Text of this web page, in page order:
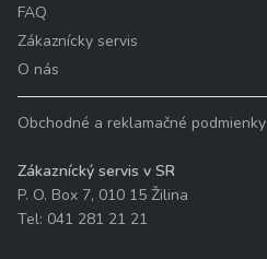
FAQ
Zákaznícky servis
O nás
Obchodné a reklamačné podmienky
Zákaznícký servis v SR
P. O. Box 7, 010 15 Žilina
Tel: 041 281 21 21